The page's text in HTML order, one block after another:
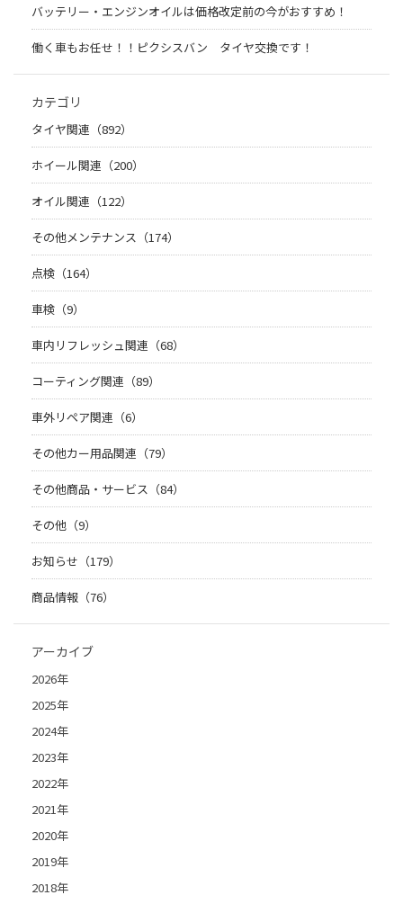
バッテリー・エンジンオイルは価格改定前の今がおすすめ！
働く車もお任せ！！ピクシスバン タイヤ交換です！
カテゴリ
タイヤ関連（892）
ホイール関連（200）
オイル関連（122）
その他メンテナンス（174）
点検（164）
車検（9）
車内リフレッシュ関連（68）
コーティング関連（89）
車外リペア関連（6）
その他カー用品関連（79）
その他商品・サービス（84）
その他（9）
お知らせ（179）
商品情報（76）
アーカイブ
2026年
2025年
2024年
2023年
2022年
2021年
2020年
2019年
2018年